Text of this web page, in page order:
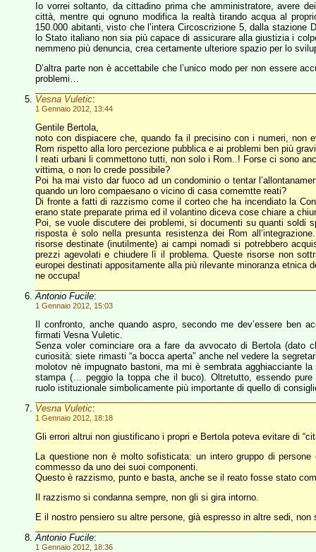
Io vorrei soltanto, da cittadino prima che amministratore, avere
città, mentre qui ognuno modifica la realtà tirando acqua al
150.000 abitanti, visto che l’intera Circoscrizione 5, dalla
lo Stato italiano non sia più capace di assicurare alla giustizia i
nemmeno più denuncia, crea certamente ulteriore spazio per lo
D’altra parte non è accettabile che l’unico modo per non essere
problemi…
Vesna Vuletic:
1 Gennaio 2012, 13:44
Gentile Bertola,
noto con dispiacere che, quando fa il precisino con i numeri, non
Rom rispetto alla loro percezione pubblica e ai problemi ben più
I reati urbani li commettono tutti, non solo i Rom..! Forse ci sono
vittima, o non lo crede possibile?
Poi ha mai visto dar fuoco ad un condominio o tentar
quando un loro compaesano o vicino di casa comemtte reati?
Di fronte a fatti di razzismo come il corteo che ha incendiato la
erano state preparate prima ed il volantino diceva cose chiare a
Poi, se vuole discutere dei problemi, si documenti su quanti
risposta è solo nella presunta resistenza dei Rom
risorse destinate (inutilmente) ai campi nomadi si potrebbero
prezzi agevolati e chiudere lì il problema. Queste risorse non
europei destinati appositamente alla più rilevante minoranza etnica
ne occupa!
Antonio Fucile:
1 Gennaio 2012, 15:03
Il confronto, anche quando aspro, secondo me dev’essere ben
firmati Vesna Vuletic.
Senza voler cominciare ora a fare da avvocato di Bertola (dato
curiosità: siete rimasti “a bocca aperta” anche nel vedere la
molotov nè impugnato bastoni, ma mi è sembrata agghiacciante
stampa (… peggio la toppa che il buco). Oltretutto, essendo
ruolo istituzionale simbolicamente più importante di quello di
Vesna Vuletic:
1 Gennaio 2012, 18:18
Gli errori altrui non giustificano i propri e Bertola poteva evitare di
La questione non è molto sofisticata: un intero gruppo di
commesso da uno dei suoi componenti.
Questo è razzismo, punto e basta, anche se il reato fosse stato
Il razzismo si condanna sempre, non gli si gira intorno.
E il nostro pensiero su altre persone, già espresso in altre sedi,
Antonio Fucile:
1 Gennaio 2012, 18:36